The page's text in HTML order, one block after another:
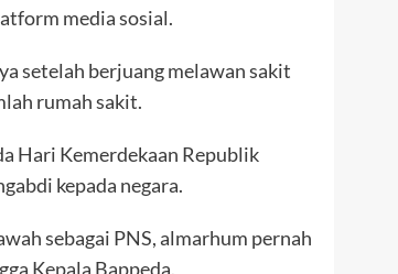
media sosial.
setelah berjuang melawan sakit
rumah sakit.
Hari Kemerdekaan Republik
kepada negara.
sebagai PNS, almarhum pernah
Kepala Bappeda.